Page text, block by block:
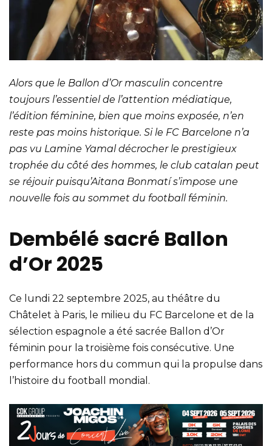
Alors que le Ballon d’Or masculin concentre
toujours l’essentiel de l’attention médiatique,
l’édition féminine, bien que moins exposée, n’en
reste pas moins historique. Si le FC Barcelone n’a
pas vu Lamine Yamal décrocher le prestigieux
trophée du côté des hommes, le club catalan peut
se réjouir puisqu’Aitana Bonmatí s’impose une
nouvelle fois au sommet du football féminin.
Dembélé sacré Ballon
d’Or 2025
Ce lundi 22 septembre 2025, au théâtre du
Châtelet à Paris, le milieu du FC Barcelone et de la
sélection espagnole a été sacrée Ballon d’Or
féminin pour la troisième fois consécutive. Une
performance hors du commun qui la propulse dans
l’histoire du football mondial.